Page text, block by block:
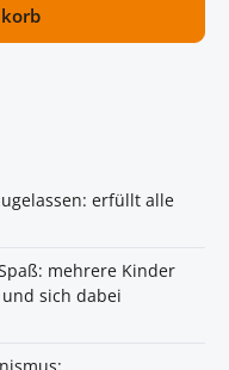
erfüllt alle
mehrere Kinder
sich dabei